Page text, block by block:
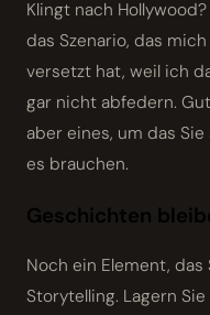
Klingt nach
das Szenario, das
versetzt hat, weil ich
gar nicht abfedern.
aber eines, um das
es brauchen.
Geschichten
Noch ein Element, das Sie mitnehmen sollten:
Storytelling. Lagern